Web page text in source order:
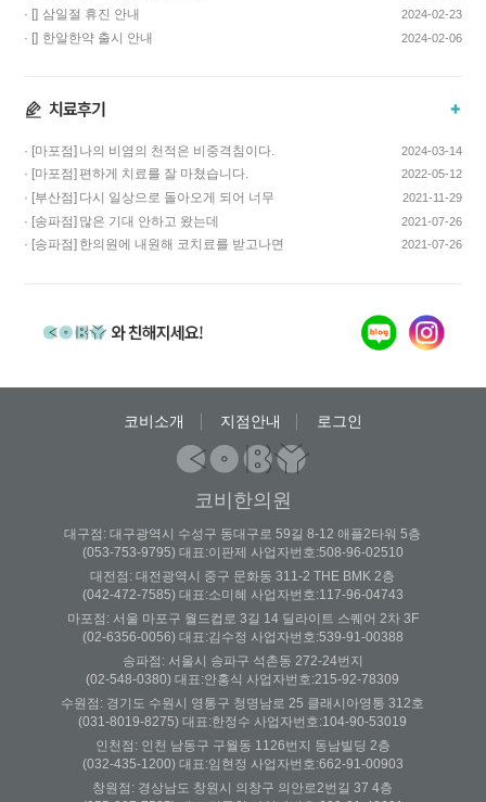
치료하고 비용…
· [] 삼일절 휴진 안내 2024-02-23
· [] 한알한약 출시 안내 2024-02-06
· [마포점] 나의 비염의 천적은 비중격침이다. 2024-03-14
· [마포점] 편하게 치료를 잘 마쳤습니다. 2022-05-12
· [부산점] 다시 일상으로 돌아오게 되어 너무
기쁩니다…
2021-11-29
· [송파점] 많은 기대 안하고 왔는데
코스요리처럼 이어…
2021-07-26
· [송파점] 한의원에 내원해 코치료를 받고나면
2021-07-26
코비소개 지점안내 로그인
코비한의원
대구점: 대구광역시 수성구 동대구로 59길 8-12 애플2타워 5층
(053-753-9795) 대표:이판제 사업자번호:508-96-02510
대전점: 대전광역시 중구 문화동 311-2 THE BMK 2층
(042-472-7585) 대표:소미혜 사업자번호:117-96-04743
마포점: 서울 마포구 월드컵로 3길 14 딜라이트 스퀘어 2차 3F
(02-6356-0056) 대표:김수정 사업자번호:539-91-00388
송파점: 서울시 송파구 석촌동 272-24번지
(02-548-0380) 대표:안홍식 사업자번호:215-92-78309
수원점: 경기도 수원시 영통구 청명남로 25 클래시아영통 312호
(031-8019-8275) 대표:한정수 사업자번호:104-90-53019
인천점: 인천 남동구 구월동 1126번지 동남빌딩 2층
(032-435-1200) 대표:임현정 사업자번호:662-91-00903
창원점: 경상남도 창원시 의창구 의안로2번길 37 4층